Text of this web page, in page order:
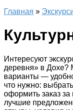
Главная »
Интересуют
деревня» в Дохе?
варианты —
что нужно:
оформить заказ
лучшие